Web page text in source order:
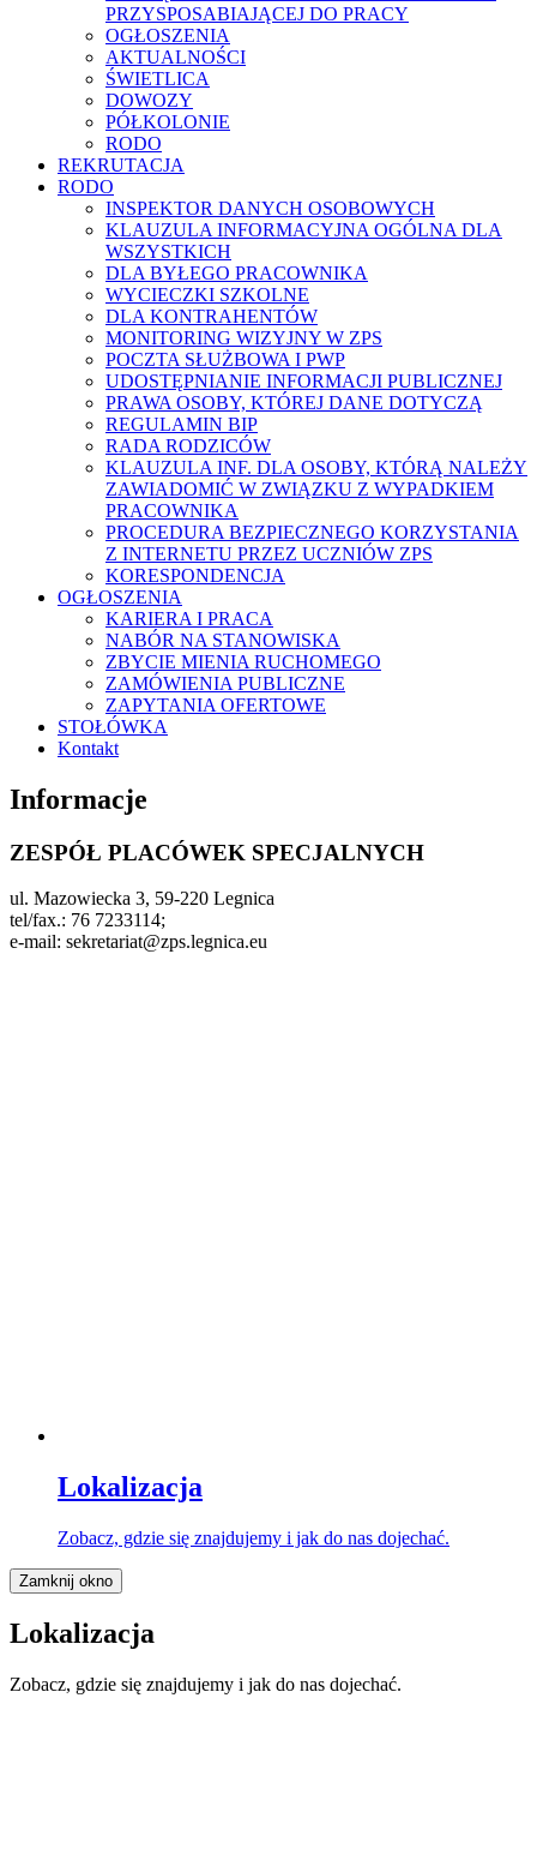
PRZYSPOSABIAJĄCEJ DO PRACY
OGŁOSZENIA
AKTUALNOŚCI
ŚWIETLICA
DOWOZY
PÓŁKOLONIE
RODO
REKRUTACJA
RODO
INSPEKTOR DANYCH OSOBOWYCH
KLAUZULA INFORMACYJNA OGÓLNA DLA
WSZYSTKICH
DLA BYŁEGO PRACOWNIKA
WYCIECZKI SZKOLNE
DLA KONTRAHENTÓW
MONITORING WIZYJNY W ZPS
POCZTA SŁUŻBOWA I PWP
UDOSTĘPNIANIE INFORMACJI PUBLICZNEJ
PRAWA OSOBY, KTÓREJ DANE DOTYCZĄ
REGULAMIN BIP
RADA RODZICÓW
KLAUZULA INF. DLA OSOBY, KTÓRĄ NALEŻY
ZAWIADOMIĆ W ZWIĄZKU Z WYPADKIEM
PRACOWNIKA
PROCEDURA BEZPIECZNEGO KORZYSTANIA
Z INTERNETU PRZEZ UCZNIÓW ZPS
KORESPONDENCJA
OGŁOSZENIA
KARIERA I PRACA
NABÓR NA STANOWISKA
ZBYCIE MIENIA RUCHOMEGO
ZAMÓWIENIA PUBLICZNE
ZAPYTANIA OFERTOWE
STOŁÓWKA
Kontakt
Informacje
ZESPÓŁ PLACÓWEK SPECJALNYCH
ul. Mazowiecka 3, 59-220 Legnica
tel/fax.: 76 7233114;
e-mail: sekretariat@zps.legnica.eu
Lokalizacja
Zobacz, gdzie się znajdujemy i jak do nas dojechać.
Zamknij okno
Lokalizacja
Zobacz, gdzie się znajdujemy i jak do nas dojechać.